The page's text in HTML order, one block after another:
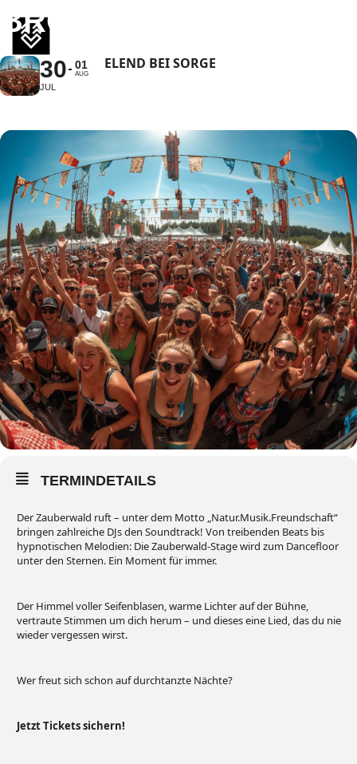
BROCKEN FESTIVAL
30
JUL
01
AUG
ELEND BEI SORGE
TERMINDETAILS
Der Zauberwald ruft – unter dem Motto „Natur.Musik.Freundschaft“
bringen zahlreiche DJs den Soundtrack! Von treibenden Beats bis
hypnotischen Melodien: Die Zauberwald-Stage wird zum Dancefloor
unter den Sternen. Ein Moment für immer.
Der Himmel voller Seifenblasen, warme Lichter auf der Bühne,
vertraute Stimmen um dich herum – und dieses eine Lied, das du nie
wieder vergessen wirst.
Wer freut sich schon auf durchtanzte Nächte?
Jetzt Tickets sichern!